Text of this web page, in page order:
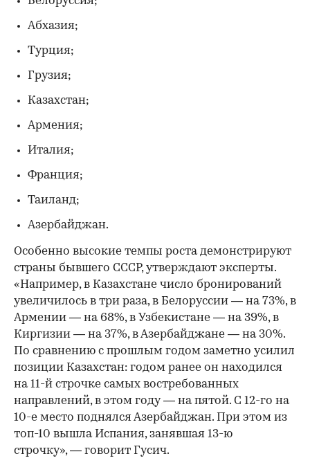
Абхазия;
Турция;
Грузия;
Казахстан;
Армения;
Италия;
Франция;
Таиланд;
Азербайджан.
Особенно высокие темпы роста демонстрируют
страны бывшего СССР, утверждают эксперты.
«Например, в Казахстане число бронирований
увеличилось в три раза, в Белоруссии — на 73%, в
Армении — на 68%, в Узбекистане — на 39%, в
Киргизии — на 37%, в Азербайджане — на 30%.
По сравнению с прошлым годом заметно усилил
позиции Казахстан: годом ранее он находился
на 11-й строчке самых востребованных
направлений, в этом году — на пятой. С 12-го на
10-е место поднялся Азербайджан. При этом из
топ-10 вышла Испания, занявшая 13-ю
строчку», — говорит Гусич.